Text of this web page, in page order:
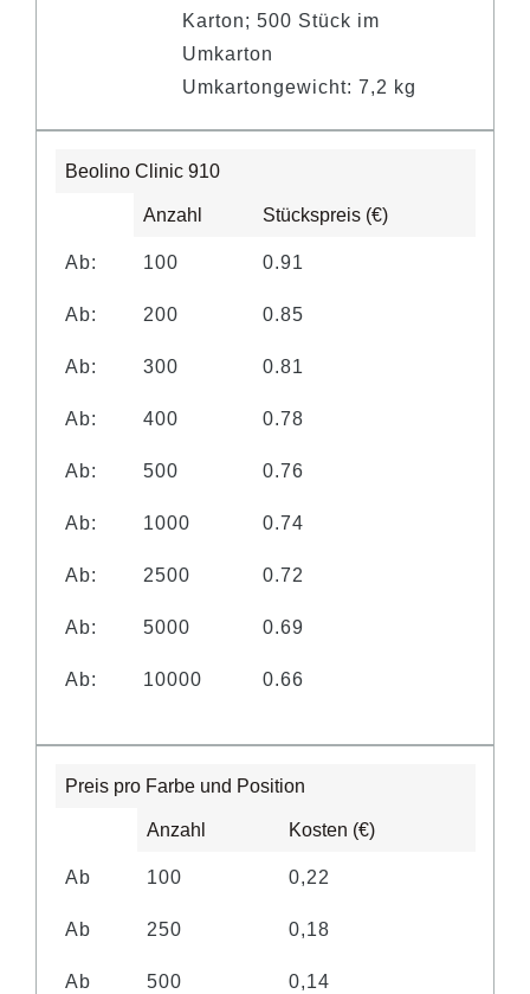
Karton; 500 Stück im
Umkarton
Umkartongewicht: 7,2 kg
Beolino Clinic 910
Anzahl Stückspreis (€)
Ab: 100 0.91
Ab: 200 0.85
Ab: 300 0.81
Ab: 400 0.78
Ab: 500 0.76
Ab: 1000 0.74
Ab: 2500 0.72
Ab: 5000 0.69
Ab: 10000 0.66
Preis pro Farbe und Position
Anzahl Kosten (€)
Ab 100 0,22
Ab 250 0,18
Ab 500 0,14